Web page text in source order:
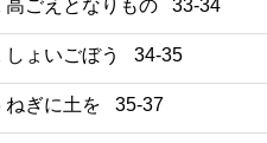
高ごえとなりもの 33-34
しょいごぼう 34-35
ねぎに土を 35-37